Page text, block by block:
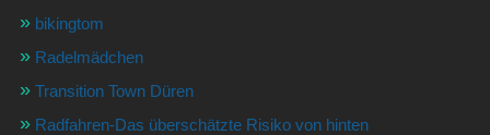
bikingtom
Radelmädchen
Transition Town Düren
Radfahren-Das überschätzte Risiko von hinten